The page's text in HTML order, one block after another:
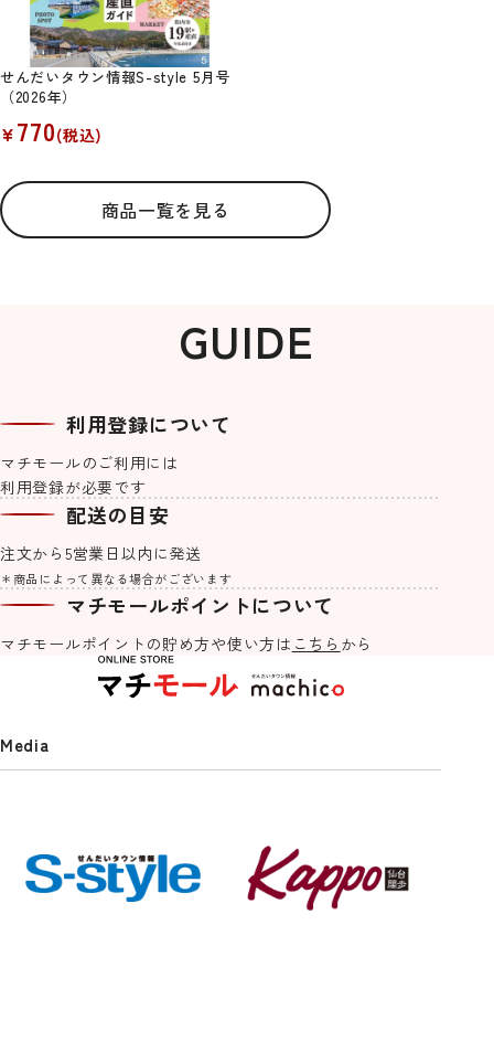
せんだいタウン情報S-style 5月号
（2026年）
¥770(税込)
商品一覧を見る
machicoオリジナルブレンド #Re
Lifeご自愛ハーブティー 3種セット
¥2,400(税込)
machicoオリジナル一覧を見る
【マチモール限定販売】仙台オク
トーバーフェスト2026食事券（1,0
¥1,000(税込)
たん塩味 500g
ローストビーフ200g＋すき焼き煮1
00g
5,100 (税込)
せんだいタウン情報S-style 8月号
（2026年）
¥770(税込)
770(税込) ¥15,600(税込)
紙でできた軽くて丈夫なアクセサ
リー「kamimi」仙台七夕edition
《夏の大三角》
¥4,500(税込)
リー「kamimi」仙台七夕edition
《織り糸》
3,500(税込)
GUIDE
利用登録について
マチモールのご利用には
利用登録が必要です
配送の目安
注文から5営業日以内に発送
＊商品によって異なる場合がございます
マチモールポイントについて
マチモールポイントの貯め方や使い方は こちら から
Media